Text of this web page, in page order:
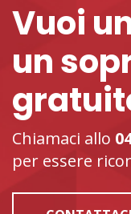
Vuoi
un
Chiamaci allo
per essere